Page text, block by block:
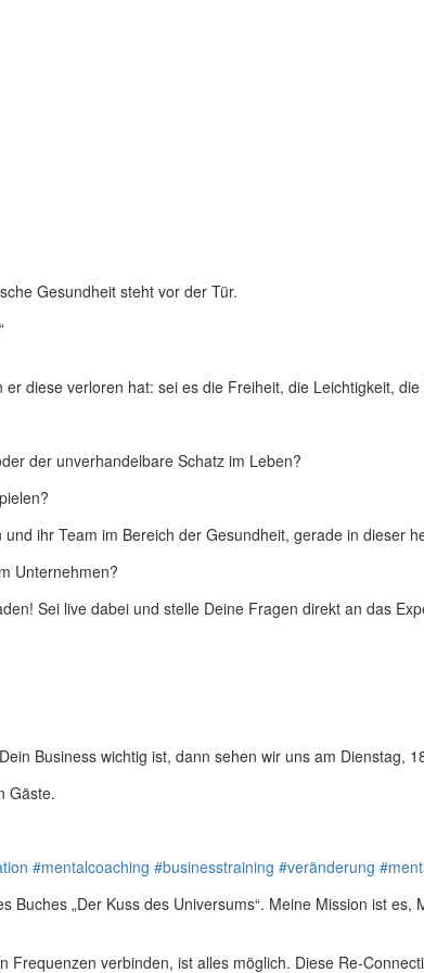
Gesundheit steht vor der Tür.
diese verloren hat: sei es die Freiheit, die Leichtigkeit,
der unverhandelbare Schatz im Leben?
ihr Team im Bereich der Gesundheit, gerade in dieser
Unternehmen?
Sei live dabei und stelle Deine Fragen direkt an das
Business wichtig ist, dann sehen wir uns am Dienstag,
Gäste.
#mentalcoaching #businesstraining #veränderung
„Der Kuss des Universums“. Meine Mission ist
verbinden, ist alles möglich. Diese Re-